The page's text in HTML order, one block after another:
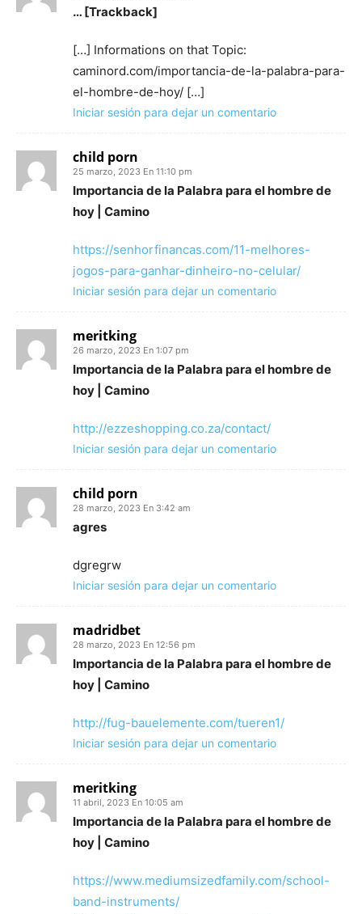
… [Trackback]
[…] Informations on that Topic:
caminord.com/importancia-de-la-palabra-para-
el-hombre-de-hoy/ […]
Iniciar sesión para dejar un comentario
child porn
25 marzo, 2023 En 11:10 pm
Importancia de la Palabra para el hombre de
hoy | Camino
https://senhorfinancas.com/11-melhores-
jogos-para-ganhar-dinheiro-no-celular/
Iniciar sesión para dejar un comentario
meritking
26 marzo, 2023 En 1:07 pm
Importancia de la Palabra para el hombre de
hoy | Camino
http://ezzeshopping.co.za/contact/
Iniciar sesión para dejar un comentario
child porn
28 marzo, 2023 En 3:42 am
agres
dgregrw
Iniciar sesión para dejar un comentario
madridbet
28 marzo, 2023 En 12:56 pm
Importancia de la Palabra para el hombre de
hoy | Camino
http://fug-bauelemente.com/tueren1/
Iniciar sesión para dejar un comentario
meritking
11 abril, 2023 En 10:05 am
Importancia de la Palabra para el hombre de
hoy | Camino
https://www.mediumsizedfamily.com/school-
band-instruments/